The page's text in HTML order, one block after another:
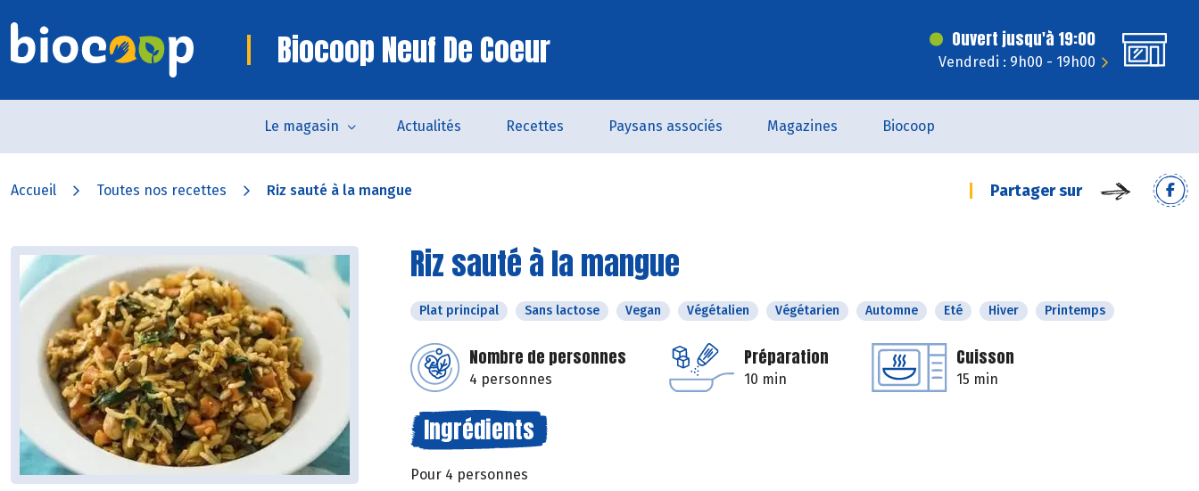
Biocoop Neuf De Coeur Ouvert jusqu'à 19:00
Vendredi : 9h00 - 19h00
Le magasin Actualités Recettes Paysans associés Magazines Biocoop
Accueil Toutes nos recettes Riz sauté à la mangue Partager sur
Riz sauté à la mangue
Plat principal Sans lactose Vegan Végétalien Végétarien Automne Eté Hiver Printemps
Nombre de personnes
4 personnes
Préparation
10 min
Cuisson
15 min
Ingrédients
Pour 4 personnes